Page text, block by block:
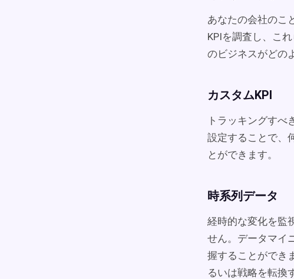
あなたの会社のこ
KPIを調査し、こ
のビジネスがどの
カスタムKPI
トラッキングすべ
設定することで、
とができます。
時系列データ
経時的な変化を監
せん。データマイ
握することができ
るいは戦略を転換